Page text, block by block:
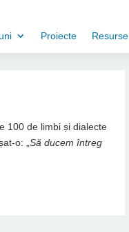
Proiecte Resurse
100 de limbi și dialecte
o: „Să ducem întreg